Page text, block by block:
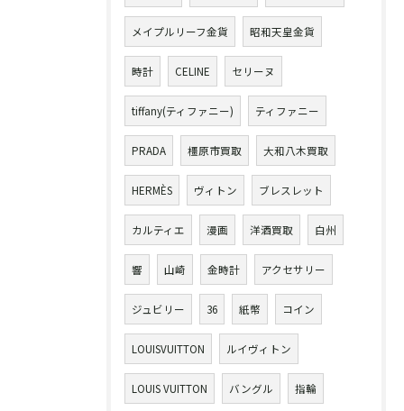
メイプルリーフ金貨 昭和天皇金貨
時計 CELINE セリーヌ
tiffany(ティファニー) ティファニー
PRADA 橿原市買取 大和八木買取
HERMÈS ヴィトン ブレスレット
カルティエ 漫画 洋酒買取 白州
響 山崎 金時計 アクセサリー
ジュビリー 36 紙幣 コイン
LOUISVUITTON ルイヴィトン
LOUIS VUITTON バングル 指輪